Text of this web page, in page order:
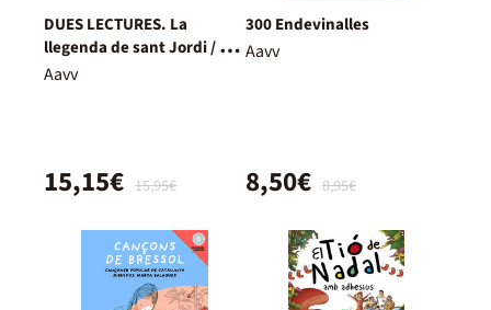
DUES LECTURES. La
llegenda de sant Jordi / La
llegenda de la princesa
Aavv
15,95€
15,15€
300 Endevinalles
Aavv
8,95€
8,50€